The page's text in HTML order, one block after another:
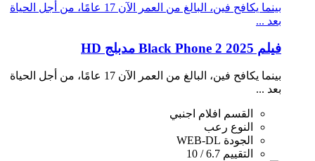
بينما يكافح فين، البالغ من العمر الآن 17 عامًا، من أجل الحياة
بعد ...
فيلم Black Phone 2 2025 مدبلج HD
بينما يكافح فين، البالغ من العمر الآن 17 عامًا، من أجل الحياة
بعد ...
القسم
افلام اجنبي
النوع رعب
الجودة WEB-DL
التقييم 6.7 / 10